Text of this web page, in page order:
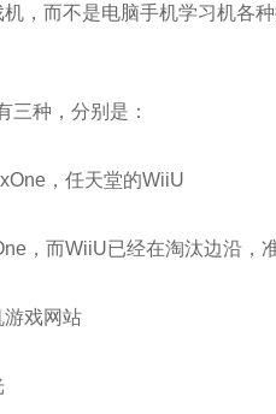
，而不是电脑手机学习机各
三种，分别是：
，任天堂的WiiU
，而WiiU已经在淘汰边沿，
戏网站